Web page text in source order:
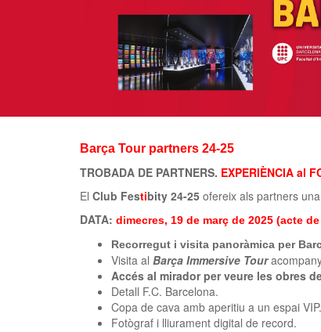
Barça Tour partners 24-25
TROBADA DE PARTNERS. EXPERIÈNCIA al
El Club Festibity 24-25 ofereix als partners
DATA: dimecres, 19 de març de 2025 (acte
Recorregut i visita panoràmica per
Visita al Barça Immersive Tour
Accés al mirador per veure les obres
Detall F.C. Barcelona.
Copa de cava amb aperitiu a un espai VIP.
Fotògraf i lliurament digital de record.